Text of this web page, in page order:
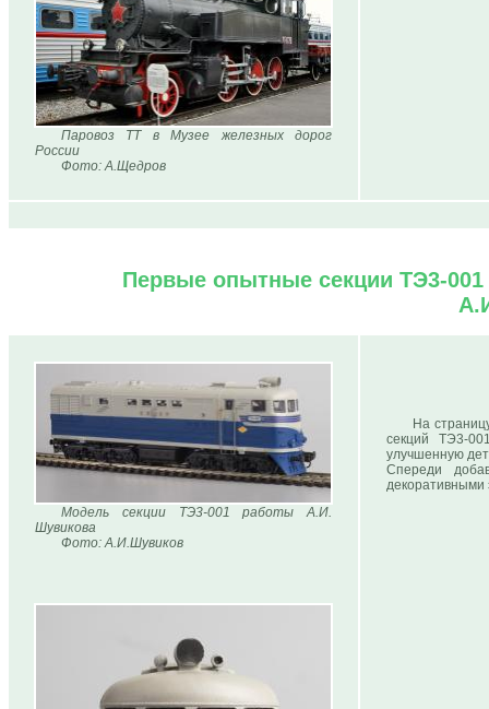
Паровоз ТТ в Музее железных дорог
России
Фото: А.Щедров
Первые опытные секции ТЭ3-
Модель секции ТЭ3-001 работы А.И.
Шувикова
Фото: А.И.Шувиков
На
секций ТЭ3-
улучшенную
Спереди
декоративными